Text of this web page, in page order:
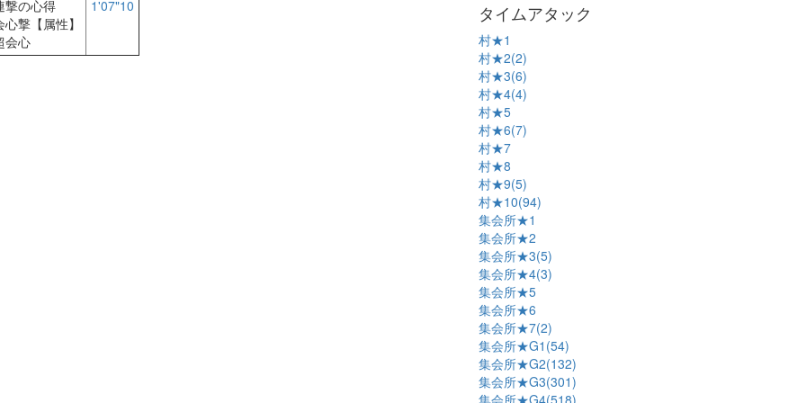
撃の心得
心撃【属性】
会心
1'07"10 タイムアタック
村★1
村★2(2)
村★3(6)
村★4(4)
村★5
村★6(7)
村★7
村★8
村★9(5)
村★10(94)
集会所★1
集会所★2
集会所★3(5)
集会所★4(3)
集会所★5
集会所★6
集会所★7(2)
集会所★G1(54)
集会所★G2(132)
集会所★G3(301)
集会所★G4(518)